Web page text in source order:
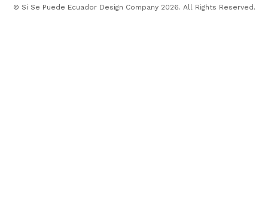
© Si Se Puede Ecuador Design Company 2026. All Rights Reserved.